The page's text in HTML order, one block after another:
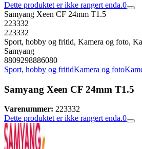
Dette produktet er ikke rangert enda.0
Samyang Xeen CF 24mm T1.5
223332
223332
Sport, hobby og fritid, Kamera og foto,
Samyang
8809298886080
Sport, hobby og fritidKamera og foto
Samyang Xeen CF 24mm T1.5
Varenummer: 223332
Dette produktet er ikke rangert enda.0